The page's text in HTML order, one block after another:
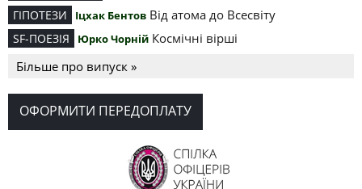
ГІПОТЕЗИ Іцхак Бентов Від атома до Всесвіту
SF-ПОЕЗІЯ Юрко Чорній Космічні вірші
Більше про випуск »
ОФОРМИТИ ПЕРЕДОПЛАТУ